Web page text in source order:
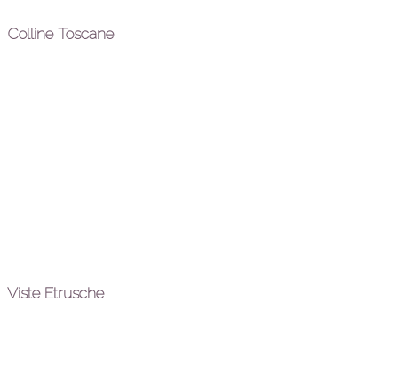
Colline Toscane
Viste Etrusche